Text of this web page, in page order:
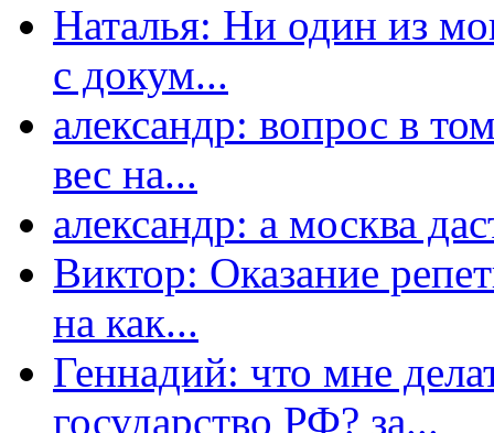
Наталья: Ни один из
с докум...
александр: вопрос в
вес на...
александр: а москва
Виктор: Оказание
на как...
Геннадий: что мне
государство РФ? за...